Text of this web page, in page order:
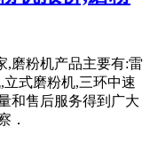
,磨粉机产品主要有:雷
式磨粉机,三环中速
和售后服务得到广大
．